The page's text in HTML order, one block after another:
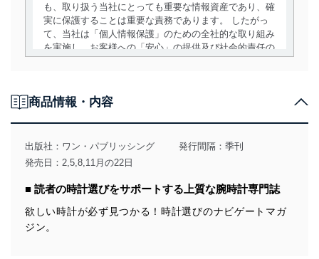
も、取り扱う当社にとっても重要な情報資産であり、確
実に保護することは重要な責務であります。 したがっ
て、当社は「個人情報保護」のための全社的な取り組み
を実施し、お客様への「安心」の提供及び社会的責任の
用目的を明確にし、本人の同意を得たうえで利用目的の
達成に必要な範囲内で適法かつ公正な手段によって取
得・利用・提供を行います。また、当社が保有している
個人情報は、同意を得ずに目的外利用、第三者への提
みを確実にするため、従業者等の教育を徹底してまいり
ます。また、目的外利用を行わないために、適切な管理
商品情報・内容
出版社： ワン・パブリッシング
発行間隔：季刊
発売日：2,5,8,11月の22日
■ 読者の時計選びをサポートする上質な腕時計専門誌
欲しい時計が必ず見つかる！時計選びのナビゲートマガ
ジン。